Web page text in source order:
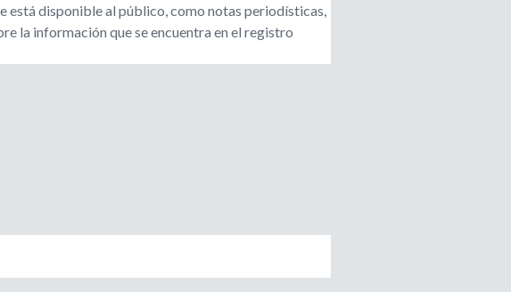
está disponible al público, como notas periodísticas,
la información que se encuentra en el registro